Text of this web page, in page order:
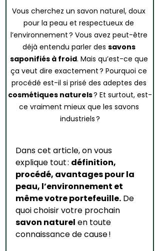
Vous cherchez un savon naturel, doux
pour la peau et respectueux de
l’environnement ? Vous avez peut-être
déjà entendu parler des savons
saponifiés à froid. Mais qu’est-ce que
ça veut dire exactement ? Pourquoi ce
procédé est-il si prisé des adeptes des
cosmétiques naturels ? Et surtout, est-
ce vraiment mieux que les savons
industriels ?
Dans cet article, on vous
explique tout : définition,
procédé, avantages pour la
peau, l’environnement et
même votre portefeuille. De
quoi choisir votre prochain
savon naturel en toute
connaissance de cause !